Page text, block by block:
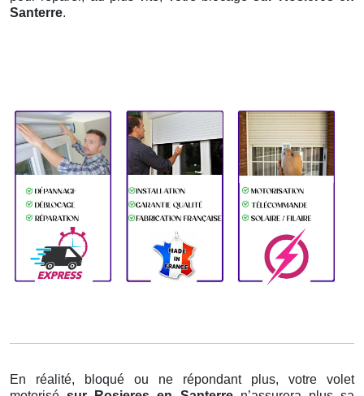
Santerre.
En réalité, bloqué ou ne répondant plus, votre volet